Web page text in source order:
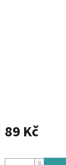
89 Kč
cena: